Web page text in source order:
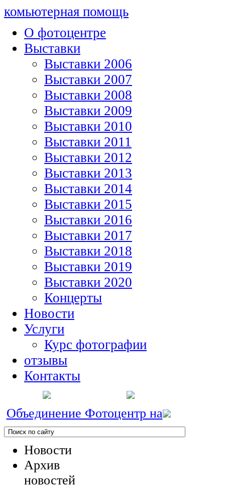
комьютерная помощь
О фотоцентре
Выставки
Выставки 2006
Выставки 2007
Выставки 2008
Выставки 2009
Выставки 2010
Выставки 2011
Выставки 2012
Выставки 2013
Выставки 2014
Выставки 2015
Выставки 2016
Выставки 2017
Выставки 2018
Выставки 2019
Выставки 2020
Концерты
Новости
Услуги
Курс фотографии
отзывы
Контакты
Объединение Фотоцентр на
Новости
Архив
новостей